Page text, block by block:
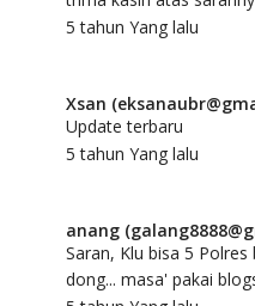
5 tahun Yang lalu
Xsan
Update terbaru
5 tahun Yang lalu
anang
Saran, Klu bisa 5
dong... masa' pakai